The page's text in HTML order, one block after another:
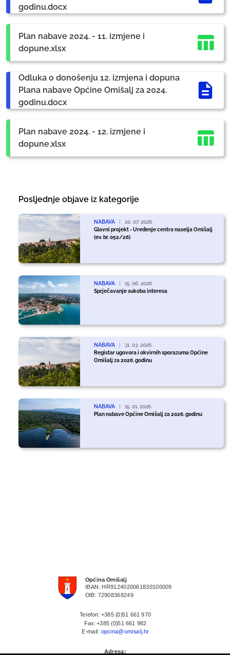
godinu.docx
Plan nabave 2024. - 11. izmjene i
dopune.xlsx
Odluka o donošenju 12. izmjena i dopuna
Plana nabave Općine Omišalj za 2024.
godinu.docx
Plan nabave 2024. - 12. izmjene i
dopune.xlsx
Posljednje objave iz kategorije
NABAVA |
20. 07. 2026.
Glavni projekt - Uređenje centra naselja Omišalj
(ev. br. 052/26)
NABAVA |
15. 06. 2026.
Sprječavanje sukoba interesa
NABAVA |
31. 03. 2026.
Registar ugovora i okvirnih sporazuma Općine
Omišalj za 2026. godinu
NABAVA |
15. 01. 2026.
Plan nabave Općine Omišalj za 2026. godinu
Općina Omišalj
IBAN: HR9124020061830100009
OIB: 72908368249
Telefon: +385 (0)51 661 970
Fax: +385 (0)51 661 982
E-mail: opcina@omisalj.hr
Adresa: